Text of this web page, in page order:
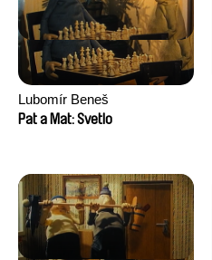
Lubomír Beneš
Pat a Mat: Svetlo